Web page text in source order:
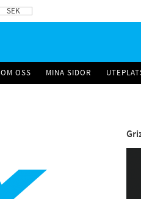
SEK
OM OSS MINA SIDOR